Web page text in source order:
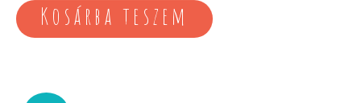
Kosárba teszem